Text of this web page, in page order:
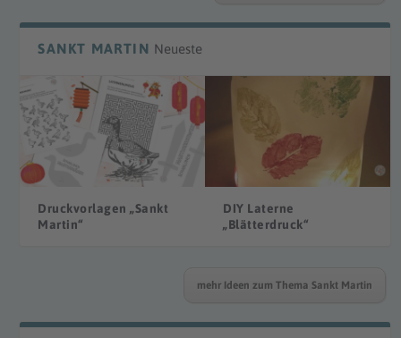
SANKT MARTIN Neueste
Druckvorlagen „Sankt
Martin“
DIY Laterne
„Blätterdruck“
mehr Ideen zum Thema Sankt Martin